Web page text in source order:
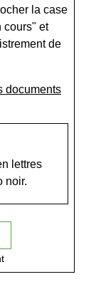
la case
cours" et
de
documents
lettres
noir.